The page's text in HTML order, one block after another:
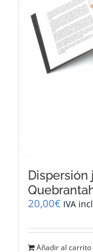
20,00€ IVA
Añadir al carrito